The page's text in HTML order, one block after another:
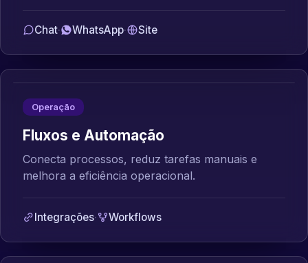
Chat· WhatsApp· Site
Operação
Fluxos e Automação
Conecta processos, reduz tarefas manuais e
melhora a eficiência operacional.
Integrações· Workflows